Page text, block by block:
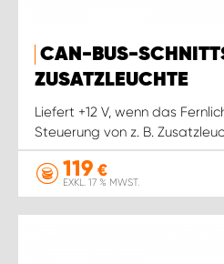
CAN-BUS-
ZUSATZLEUCHTE
Liefert +12 V, wenn das
Steuerung von z. B.
119 €
EXKL. 17 % MWST.